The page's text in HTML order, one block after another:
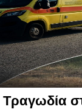
Τραγωδία